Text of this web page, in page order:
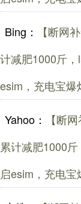
Bing：
【断网
计减肥1000斤
esim，充电宝
Yahoo：
【断
累计减肥1000
启esim，充电